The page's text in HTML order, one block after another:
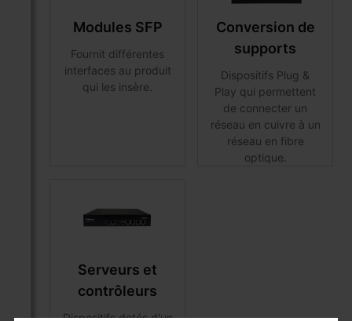
Modules SFP
Fournit différentes
interfaces au produit
qui les insère.
Conversion de
supports
Dispositifs Plug &
Play qui permettent
de connecter un
réseau en cuivre à un
réseau en fibre
optique.
Serveurs et
contrôleurs
Dispositifs dotés d'un